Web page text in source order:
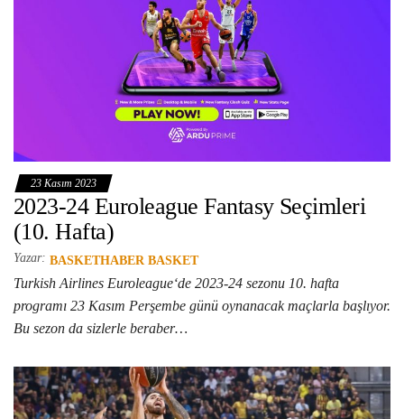
23 Kasım 2023
2023-24 Euroleague Fantasy Seçimleri
(10. Hafta)
Yazar: BASKETHABER BASKET
Turkish Airlines Euroleague‘de 2023-24 sezonu 10. hafta
programı 23 Kasım Perşembe günü oynanacak maçlarla başlıyor.
Bu sezon da sizlerle beraber…